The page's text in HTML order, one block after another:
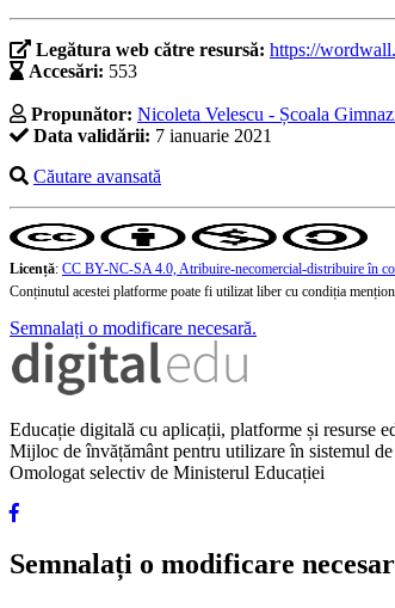
Legătura web către resursă: https://
Accesări: 553
Propunător: Nicoleta Velescu - Școala
Data validării: 7 ianuarie 2021
Căutare avansată
Licență: CC BY-NC-SA 4.0, Atribuire-necomercial-distribuire în
Conținutul acestei platforme poate fi utilizat liber cu condiția
Semnalați o modificare necesară.
Educație digitală cu aplicații, platforme și resurse
Mijloc de învățământ pentru utilizare în sistemul
Omologat selectiv de Ministerul Educației
Semnalați o modificare